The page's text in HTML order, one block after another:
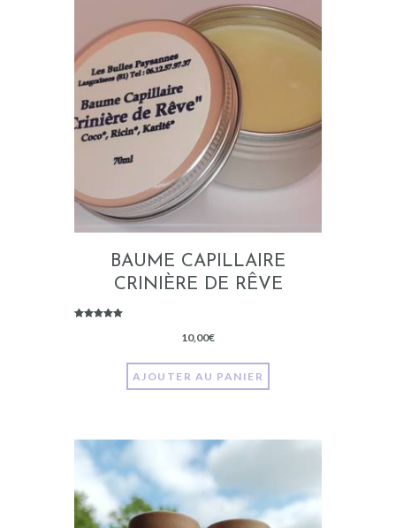
BAUME CAPILLAIRE
CRINIÈRE DE RÊVE
10,00€
AJOUTER AU PANIER